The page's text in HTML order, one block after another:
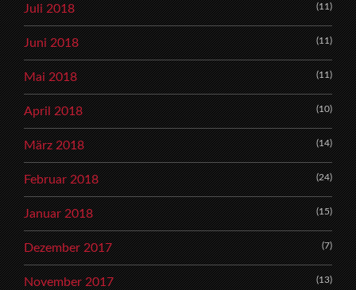
Juli 2018 (11)
Juni 2018 (11)
Mai 2018 (11)
April 2018 (10)
März 2018 (14)
Februar 2018 (24)
Januar 2018 (15)
Dezember 2017 (7)
November 2017 (13)